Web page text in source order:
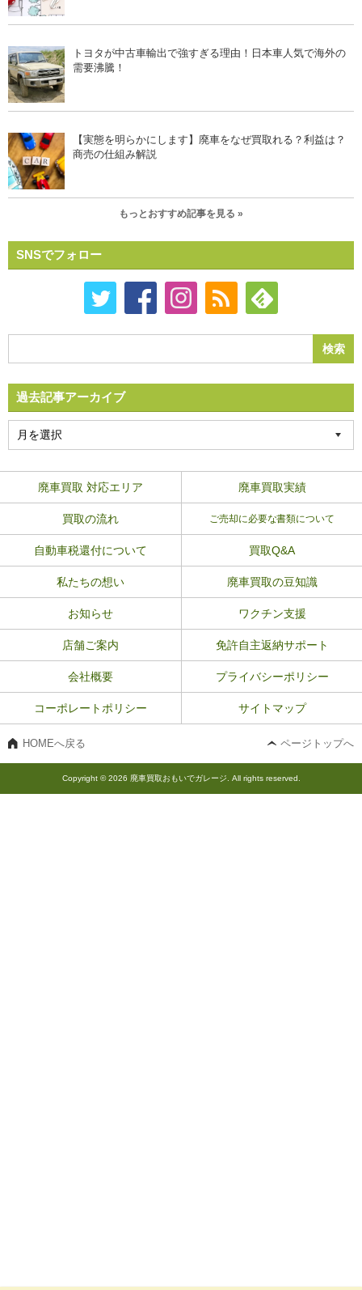
トヨタが中古車輸出で強すぎる理由！日本車人気で海外の
需要沸騰！
【実態を明らかにします】廃車をなぜ買取れる？利益は？
商売の仕組み解説
もっとおすすめ記事を見る »
SNSでフォロー
過去記事アーカイブ
廃車買取 対応エリア 廃車買取実績
買取の流れ ご売却に必要な書類について
自動車税還付について 買取Q&A
私たちの想い 廃車買取の豆知識
お知らせ ワクチン支援
店舗ご案内 免許自主返納サポート
会社概要 プライバシーポリシー
コーポレートポリシー サイトマップ
HOMEへ戻る ページトップへ
Copyright © 2026 廃車買取おもいでガレージ. All rights reserved.